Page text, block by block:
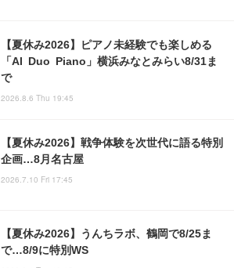
【夏休み2026】ピアノ未経験でも楽しめる
「AI Duo Piano」横浜みなとみらい8/31ま
で
2026.8.6 Thu 19:45
【夏休み2026】戦争体験を次世代に語る特別
企画…8月名古屋
2026.7.10 Fri 17:45
【夏休み2026】うんちラボ、鶴岡で8/25ま
で…8/9に特別WS